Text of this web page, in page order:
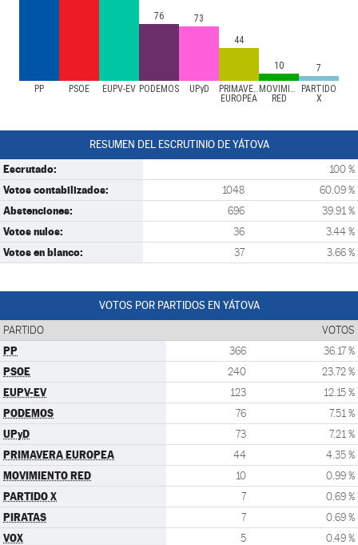
PP PSOE EUPV-EV PODEMOS UPyD
PRIMAVERA
EUROPEA
MOVIMIENTO
RED
PARTIDO
X
76
73
44
10 7
RESUMEN DEL ESCRUTINIO DE YÁTOVA
Escrutado: 100 %
Votos contabilizados: 1048 60.09 %
Abstenciones: 696 39.91 %
Votos nulos: 36 3.44 %
Votos en blanco: 37 3.66 %
VOTOS POR PARTIDOS EN YÁTOVA
PARTIDO VOTOS
PP 366 36.17 %
PSOE 240 23.72 %
EUPV-EV 123 12.15 %
PODEMOS 76 7.51 %
UPyD 73 7.21 %
PRIMAVERA EUROPEA 44 4.35 %
MOVIMIENTO RED 10 0.99 %
PARTIDO X 7 0.69 %
PIRATAS 7 0.69 %
VOX 5 0.49 %